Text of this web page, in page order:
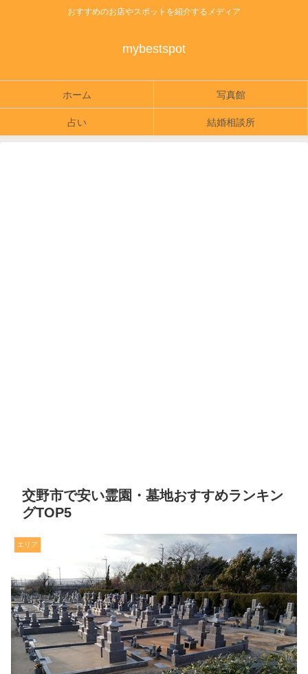
おすすめのお店やスポットを紹介するメディア
mybestspot
ホーム 写真館
占い 結婚相談所
交野市で安い霊園・墓地おすすめランキン
グTOP5
エリア